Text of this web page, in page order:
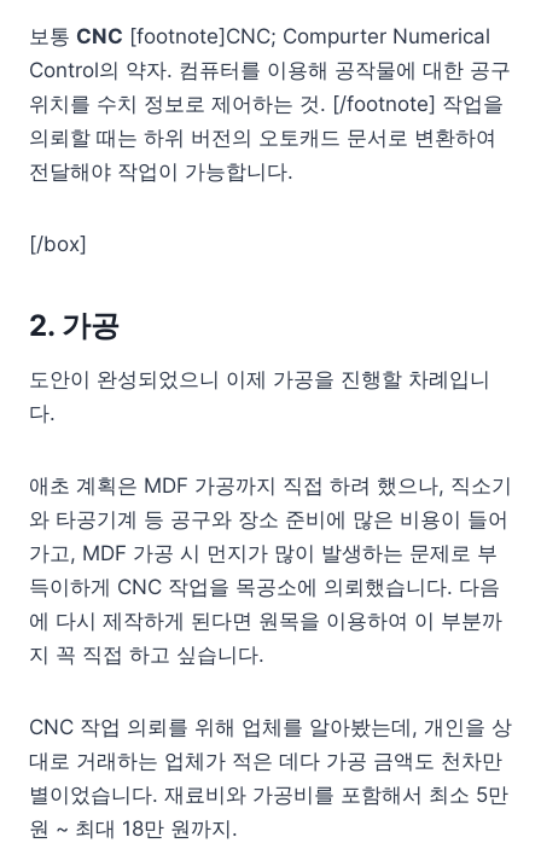
보통 CNC [footnote]CNC; Compurter Numerical
Control의 약자. 컴퓨터를 이용해 공작물에 대한 공구
위치를 수치 정보로 제어하는 것. [/footnote] 작업을
의뢰할 때는 하위 버전의 오토캐드 문서로 변환하여
전달해야 작업이 가능합니다.
[/box]
2. 가공
도안이 완성되었으니 이제 가공을 진행할 차례입니
다.
애초 계획은 MDF 가공까지 직접 하려 했으나, 직소기
와 타공기계 등 공구와 장소 준비에 많은 비용이 들어
가고, MDF 가공 시 먼지가 많이 발생하는 문제로 부
득이하게 CNC 작업을 목공소에 의뢰했습니다. 다음
에 다시 제작하게 된다면 원목을 이용하여 이 부분까
지 꼭 직접 하고 싶습니다.
CNC 작업 의뢰를 위해 업체를 알아봤는데, 개인을 상
대로 거래하는 업체가 적은 데다 가공 금액도 천차만
별이었습니다. 재료비와 가공비를 포함해서 최소 5만
원 ~ 최대 18만 원까지.